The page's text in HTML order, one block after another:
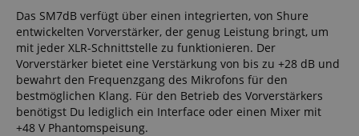
Das SM7dB verfügt über einen integrierten, von Shure
entwickelten Vorverstärker, der genug Leistung bringt, um
mit jeder XLR-Schnittstelle zu funktionieren. Der
Vorverstärker bietet eine Verstärkung von bis zu +28 dB und
bewahrt den Frequenzgang des Mikrofons für den
bestmöglichen Klang. Für den Betrieb des Vorverstärkers
benötigst Du lediglich ein Interface oder einen Mixer mit
+48 V Phantomspeisung.